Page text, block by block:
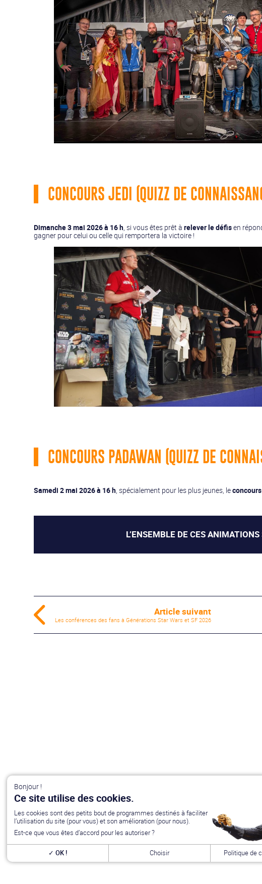
CONCOURS JEDI (QUIZZ DE
Dimanche 3 mai 2026 à 16 h , si vous êtes prêt àrelever le défisen
gagner pour celui ou celle qui remportera la victoire !
CONCOURS PADAWAN (QUIZZ DE
Samedi 2 mai 2026 à 16 h , spécialement pour les plus jeunes, le
L’ENSEMBLE DE CES
Article suivant
Les conférences des fans à Générations Star Wars et SF 2026
Bonjour !
Ce site utilise des cookies.
Les cookies sont des petits bout de programmes destinés à faciliter
l’utilisation du site (pour vous) et son amélioration (pour nous).
Est-ce que vous êtes d’accord pour les autoriser ?
OK ! Choisir Politique de